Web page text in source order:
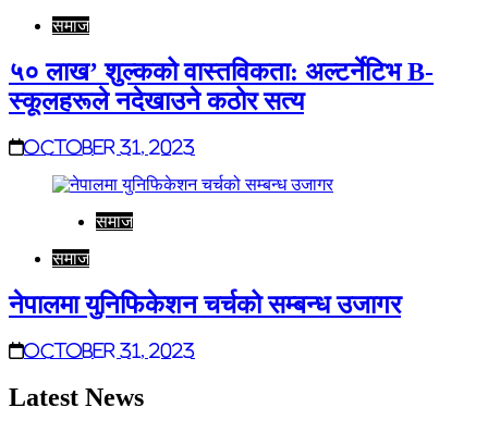
समाज
५० लाख’ शुल्कको वास्तविकता: अल्टर्नेटिभ B-
स्कूलहरूले नदेखाउने कठोर सत्य
October 31, 2023
समाज
समाज
नेपालमा युनिफिकेशन चर्चको सम्बन्ध उजागर
October 31, 2023
Latest News